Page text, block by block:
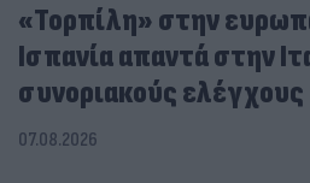
«Τορπίλη» στην
Ισπανία απαντά στην
συνοριακούς ελέγχους
07.08.2026